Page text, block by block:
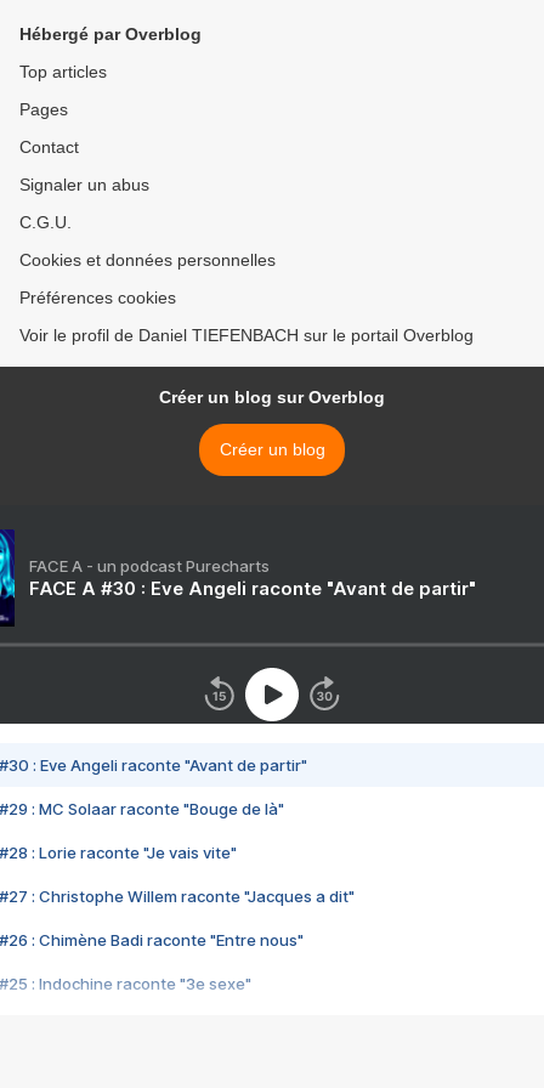
Hébergé par Overblog
Top articles
Pages
Contact
Signaler un abus
C.G.U.
Cookies et données personnelles
Préférences cookies
Voir le profil de Daniel TIEFENBACH sur le portail Overblog
Créer un blog sur Overblog
Créer un blog
FACE A - un podcast Purecharts
FACE A #30 : Eve Angeli raconte "Avant de partir"
#30 : Eve Angeli raconte "Avant de partir"
#29 : MC Solaar raconte "Bouge de là"
#28 : Lorie raconte "Je vais vite"
#27 : Christophe Willem raconte "Jacques a dit"
#26 : Chimène Badi raconte "Entre nous"
#25 : Indochine raconte "3e sexe"